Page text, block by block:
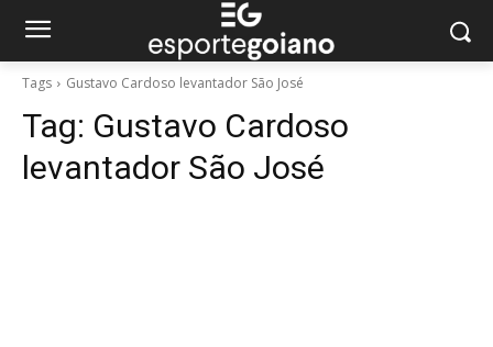
Tags Gustavo Cardoso levantador São José
Tag: Gustavo Cardoso
levantador São José